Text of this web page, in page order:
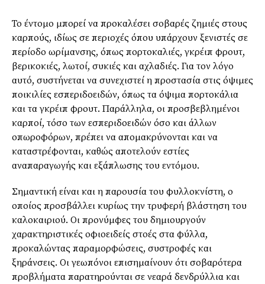
Το έντομο μπορεί να προκαλέσει σοβαρές ζημιές στους
καρπούς, ιδίως σε περιοχές όπου υπάρχουν ξενιστές σε
περίοδο ωρίμανσης, όπως πορτοκαλιές, γκρέιπ φρουτ,
βερικοκιές, λωτοί, συκιές και αχλαδιές. Για τον λόγο
αυτό, συστήνεται να συνεχιστεί η προστασία στις όψιμες
ποικιλίες εσπεριδοειδών, όπως τα όψιμα πορτοκάλια
και τα γκρέιπ φρουτ. Παράλληλα, οι προσβεβλημένοι
καρποί, τόσο των εσπεριδοειδών όσο και άλλων
οπωροφόρων, πρέπει να απομακρύνονται και να
καταστρέφονται, καθώς αποτελούν εστίες
αναπαραγωγής και εξάπλωσης του εντόμου.
Σημαντική είναι και η παρουσία του φυλλοκνίστη, ο
οποίος προσβάλλει κυρίως την τρυφερή βλάστηση του
καλοκαιριού. Οι προνύμφες του δημιουργούν
χαρακτηριστικές οφιοειδείς στοές στα φύλλα,
προκαλώντας παραμορφώσεις, συστροφές και
ξηράνσεις. Οι γεωπόνοι επισημαίνουν ότι σοβαρότερα
προβλήματα παρατηρούνται σε νεαρά δενδρύλλια και